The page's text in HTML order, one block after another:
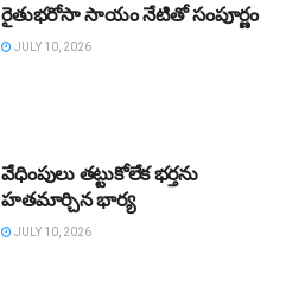
రైతుభరోసా సాయం నేటితో సంపూర్ణం
JULY 10, 2026
వేధింపులు తట్టుకోలేక భర్తను
హతమార్చిన భార్య
JULY 10, 2026